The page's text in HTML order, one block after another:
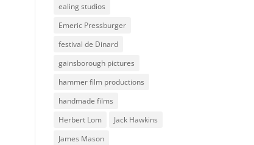
ealing studios
Emeric Pressburger
festival de Dinard
gainsborough pictures
hammer film productions
handmade films
Herbert Lom
Jack Hawkins
James Mason